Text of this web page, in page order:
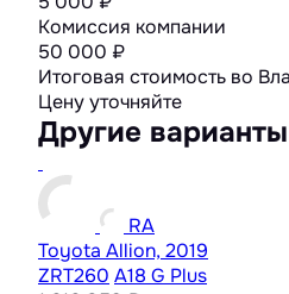
Комиссия компании
50 000 ₽
Итоговая стоимость во
Цену уточняйте
Другие
RA
Toyota Allion, 2019
ZRT260 A18 G Plus